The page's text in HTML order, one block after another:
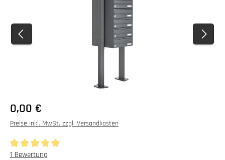
0,00 €
Preise inkl. MwSt. zzgl. Versandkosten
Durchschnittliche Bewertung von 5 von 5 Sternen
1 Bewertung